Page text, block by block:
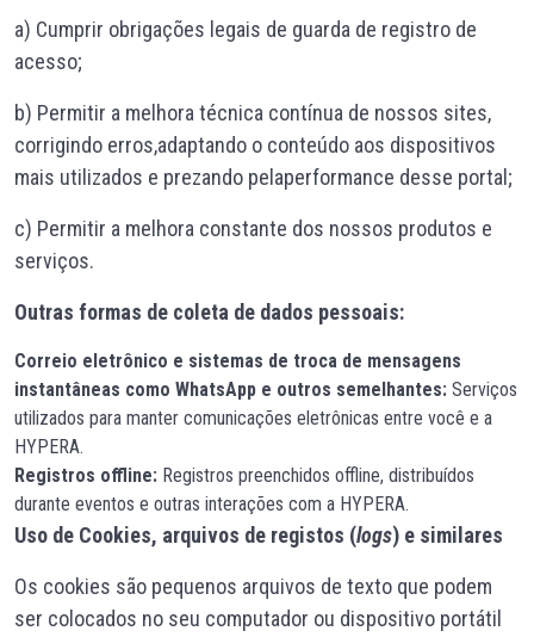
a) Cumprir obrigações legais de guarda de registro de
acesso;
b) Permitir a melhora técnica contínua de nossos sites,
corrigindo erros,adaptando o conteúdo aos dispositivos
mais utilizados e prezando pelaperformance desse portal;
c) Permitir a melhora constante dos nossos produtos e
serviços.
Outras formas de coleta de dados pessoais:
Correio eletrônico e sistemas de troca de mensagens
instantâneas como WhatsApp e outros semelhantes: Serviços
utilizados para manter comunicações eletrônicas entre você e a
HYPERA.
Registros offline: Registros preenchidos offline, distribuídos
durante eventos e outras interações com a HYPERA.
Uso de Cookies, arquivos de registos (logs) e similares
Os cookies são pequenos arquivos de texto que podem
ser colocados no seu computador ou dispositivo portátil